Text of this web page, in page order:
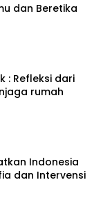
dan Beretika
: Refleksi dari
rumah
Indonesia
dan Intervensi